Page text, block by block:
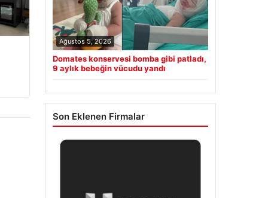
Ağustos 5, 2026
Domates konservesi bomba gibi patladı,
9 aylık bebeğin vücudu yandı
Son Eklenen Firmalar